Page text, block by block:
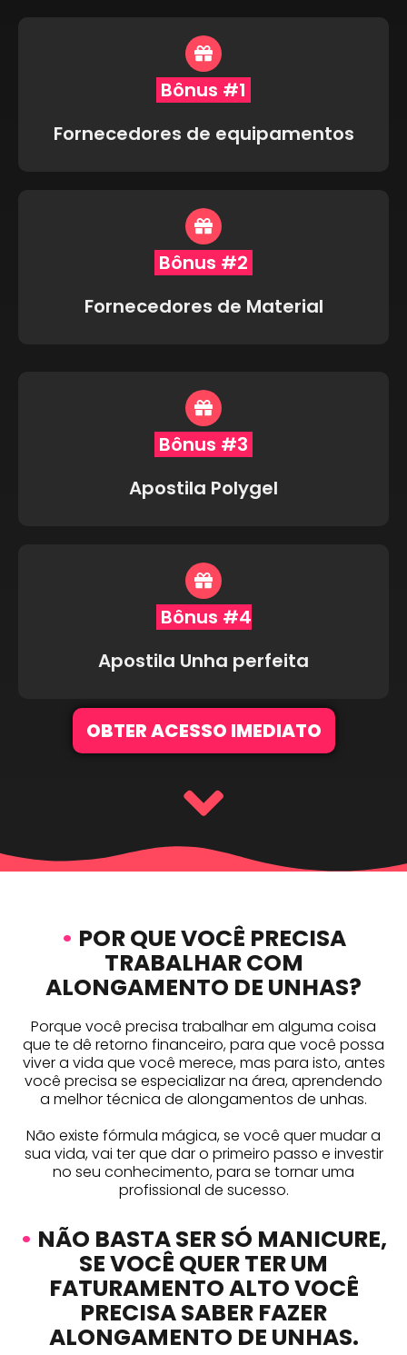
Bônus #1
Fornecedores de equipamentos
Bônus #2
Fornecedores de Material
Bônus #3
Apostila Polygel
Bônus #4
Apostila Unha perfeita
OBTER ACESSO IMEDIATO
• POR QUE VOCÊ PRECISA
TRABALHAR COM
ALONGAMENTO DE UNHAS?
Porque você precisa trabalhar em alguma coisa
que te dê retorno financeiro, para que você possa
viver a vida que você merece, mas para isto, antes
você precisa se especializar na área, aprendendo
a melhor técnica de alongamentos de unhas.
Não existe fórmula mágica, se você quer mudar a
sua vida, vai ter que dar o primeiro passo e investir
no seu conhecimento, para se tornar uma
profissional de sucesso.
• NÃO BASTA SER SÓ MANICURE,
SE VOCÊ QUER TER UM
FATURAMENTO ALTO VOCÊ
PRECISA SABER FAZER
ALONGAMENTO DE UNHAS.